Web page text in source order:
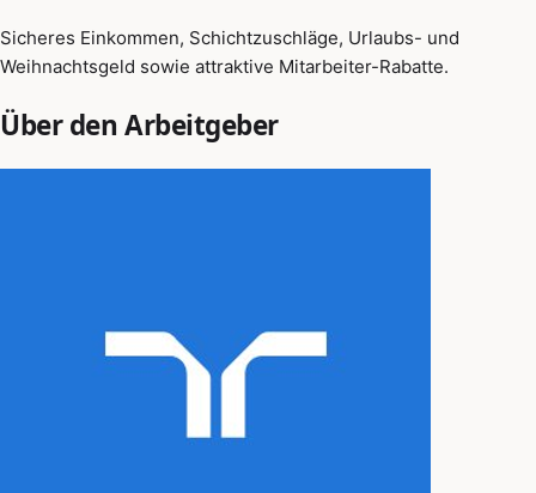
Sicheres Einkommen, Schichtzuschläge, Urlaubs- und
Weihnachtsgeld sowie attraktive Mitarbeiter-Rabatte.
Über den Arbeitgeber